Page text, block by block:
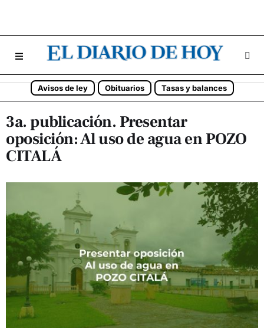
Avisos de ley Obituarios Tasas y balances
3a. publicación. Presentar
oposición: Al uso de agua en POZO
CITALÁ